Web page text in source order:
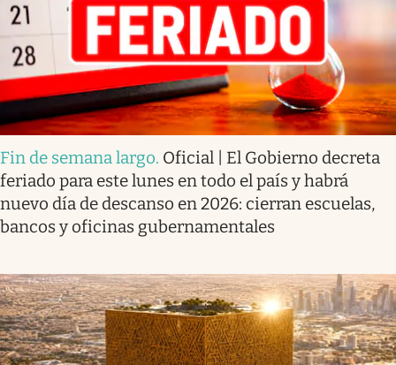
Fin de semana largo. Oficial | El Gobierno decreta
feriado para este lunes en todo el país y habrá
nuevo día de descanso en 2026: cierran escuelas,
bancos y oficinas gubernamentales